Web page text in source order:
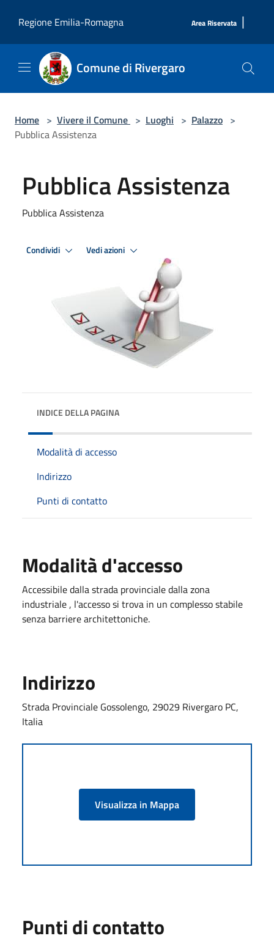
Regione Emilia-Romagna
Area Riservata |
Comune di Rivergaro
Home > Vivere il Comune > Luoghi > Palazzo >
Pubblica Assistenza
Pubblica Assistenza
Pubblica Assistenza
Condividi Vedi azioni
INDICE DELLA PAGINA
Modalità di accesso
Indirizzo
Punti di contatto
Modalità d'accesso
Accessibile dalla strada provinciale dalla zona
industriale , l'accesso si trova in un complesso stabile
senza barriere architettoniche.
Indirizzo
Strada Provinciale Gossolengo, 29029 Rivergaro PC,
Italia
Visualizza in Mappa
Punti di contatto